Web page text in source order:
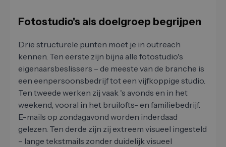
Fotostudio's als doelgroep begrijpen
Drie structurele punten moet je in outreach
kennen. Ten eerste zijn bijna alle fotostudio's
eigenaarsbeslissers – de meeste van de branche is
een eenpersoonsbedrijf tot een vijfkoppige studio.
Ten tweede werken zij vaak 's avonds en in het
weekend, vooral in het bruilofts- en familiebedrijf.
E-mails op zondagavond worden inderdaad
gelezen. Ten derde zijn zij extreem visueel ingesteld
– lange tekstmails zonder duidelijk visueel